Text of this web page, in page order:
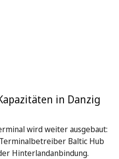
in Danzig
wird weiter ausgebaut:
Baltic Hub
Hinterlandanbindung.